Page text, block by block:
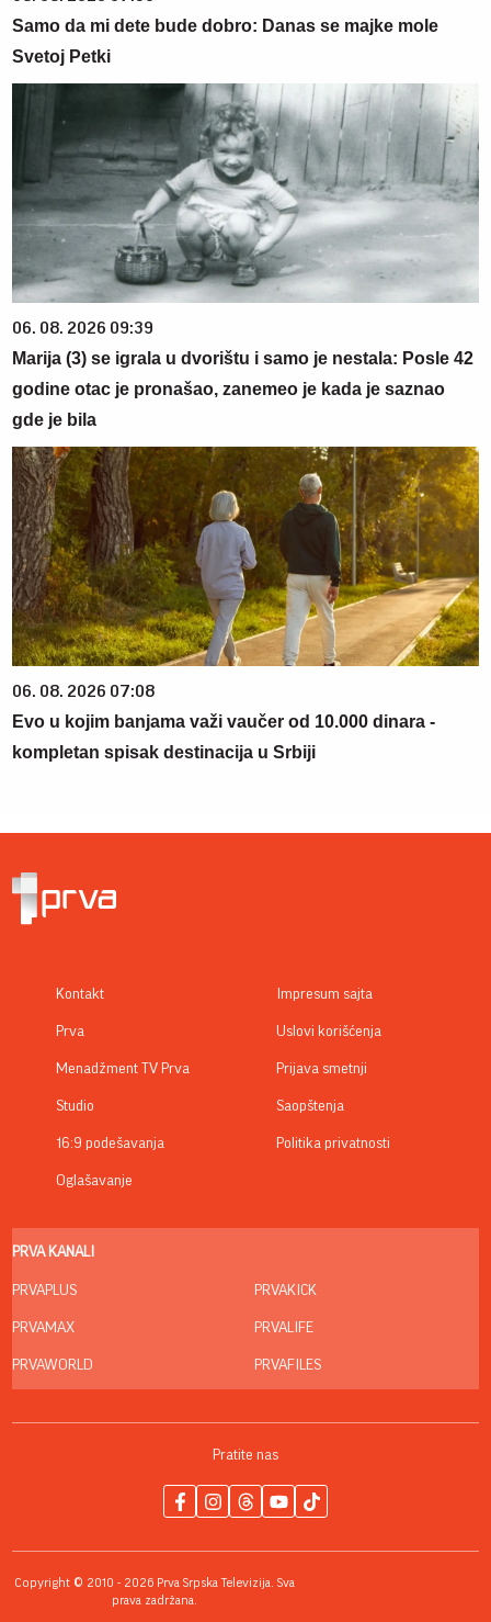
Samo da mi dete bude dobro: Danas se majke mole
Svetoj Petki
06. 08. 2026 09:39
Marija (3) se igrala u dvorištu i samo je nestala: Posle 42
godine otac je pronašao, zanemeo je kada je saznao
gde je bila
06. 08. 2026 07:08
Evo u kojim banjama važi vaučer od 10.000 dinara -
kompletan spisak destinacija u Srbiji
Kontakt
Prva
Menadžment TV Prva
Studio
16:9 podešavanja
Oglašavanje
Impresum sajta
Uslovi korišćenja
Prijava smetnji
Saopštenja
Politika privatnosti
PRVA KANALI
PRVAPLUS
PRVAMAX
PRVAWORLD
PRVAKICK
PRVALIFE
PRVAFILES
Pratite nas
Copyright © 2010 - 2026 Prva Srpska Televizija. Sva
prava zadržana.